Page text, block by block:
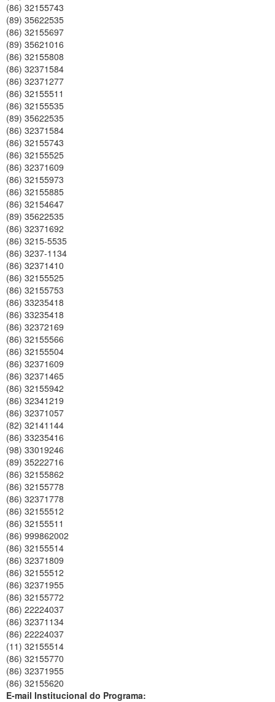
(86) 32155743
(89) 35622535
(86) 32155697
(89) 35621016
(86) 32155808
(86) 32371584
(86) 32371277
(86) 32155511
(86) 32155535
(89) 35622535
(86) 32371584
(86) 32155743
(86) 32155525
(86) 32371609
(86) 32155973
(86) 32155885
(86) 32154647
(89) 35622535
(86) 32371692
(86) 3215-5535
(86) 3237-1134
(86) 32371410
(86) 32155525
(86) 32155753
(86) 33235418
(86) 33235418
(86) 32372169
(86) 32155566
(86) 32155504
(86) 32371609
(86) 32371465
(86) 32155942
(86) 32341219
(86) 32371057
(82) 32141144
(86) 33235416
(98) 33019246
(89) 35222716
(86) 32155862
(86) 32155778
(86) 32371778
(86) 32155512
(86) 32155511
(86) 999862002
(86) 32155514
(86) 32371809
(86) 32155512
(86) 32371955
(86) 32155772
(86) 22224037
(86) 32371134
(86) 22224037
(11) 32155514
(86) 32155770
(86) 32371955
(86) 32155620
E-mail Institucional do Programa: